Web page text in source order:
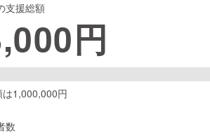
ファッション
ア
支援総額
円
は1,000,000円
数